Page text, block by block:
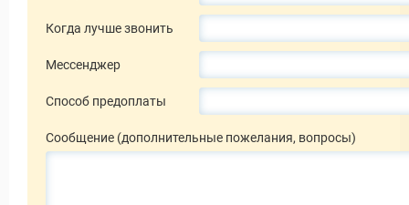
Когда лучше звонить
Мессенджер
Способ предоплаты
Сообщение (дополнительные пожелания, вопросы)